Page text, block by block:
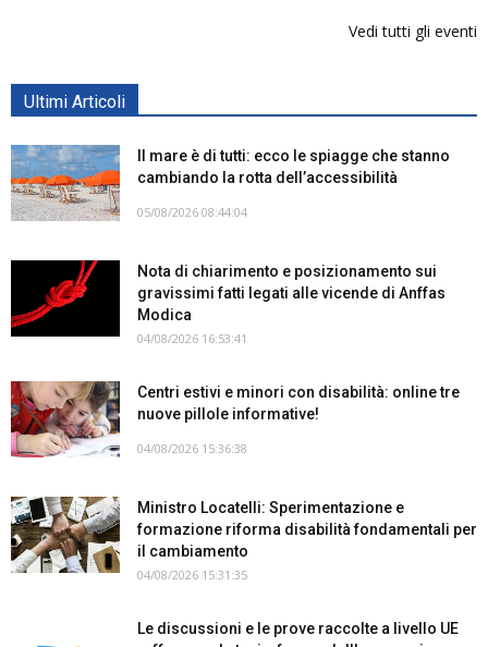
Vedi tutti gli eventi
Ultimi Articoli
Il mare è di tutti: ecco le spiagge che stanno
cambiando la rotta dell’accessibilità
05/08/2026 08:44:04
Nota di chiarimento e posizionamento sui
gravissimi fatti legati alle vicende di Anffas
Modica
04/08/2026 16:53:41
Centri estivi e minori con disabilità: online tre
nuove pillole informative!
04/08/2026 15:36:38
Ministro Locatelli: Sperimentazione e
formazione riforma disabilità fondamentali per
il cambiamento
04/08/2026 15:31:35
Le discussioni e le prove raccolte a livello UE